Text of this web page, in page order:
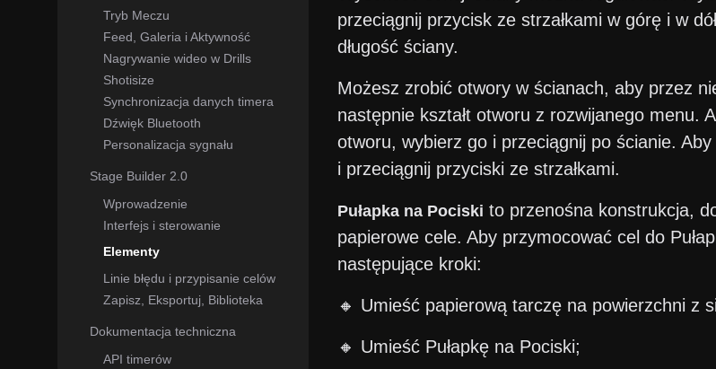
Tryb Meczu
Feed, Galeria i Aktywność
Nagrywanie wideo w Drills
Shotisize
Synchronizacja danych timera
Dźwięk Bluetooth
Personalizacja sygnału
Stage Builder 2.0
Wprowadzenie
Interfejs i sterowanie
Elementy
Linie błędu i przypisanie celów
Zapisz, Eksportuj, Biblioteka
Dokumentacja techniczna
API timerów
przeciągnij przycisk ze strzałkami w górę i w
długość ściany.
Możesz zrobić otwory w ścianach, aby przez
następnie kształt otworu z rozwijanego menu.
otworu, wybierz go i przeciągnij po ścianie.
i przeciągnij przyciski ze strzałkami.
Pułapka na Pociski to przenośna konstrukcja,
papierowe cele. Aby przymocować cel do
następujące kroki:
🔸 Umieść papierową tarczę na powierzchni z
🔸 Umieść Pułapkę na Pociski;